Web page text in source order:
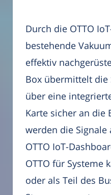
Durch die OTTO
bestehende
effektiv
Box übermittelt die
über eine
Karte sicher an die
werden die
OTTO IoT-
OTTO für Systeme
oder als Teil des